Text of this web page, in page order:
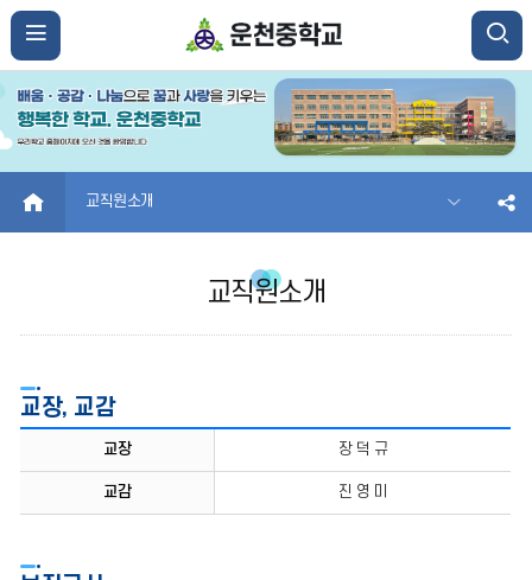
HOME 교직원소개
교직원소개
교장, 교감
교장 장 덕 규
교감 진 영 미